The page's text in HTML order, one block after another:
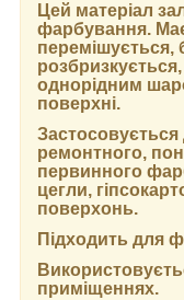
Цей матеріал
фарбування.
перемішується,
однорідним
поверхні.
ремонтного,
первинного
цегли,
поверхонь.
Підходить для
приміщеннях.